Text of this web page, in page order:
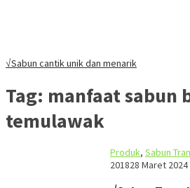
√Sabun cantik unik dan menarik
Tag: manfaat sabun
temulawak
Produk, Sabun
201828 Maret 2024